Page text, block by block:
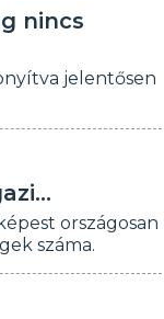
nincs
jelentősen
országosan
száma.